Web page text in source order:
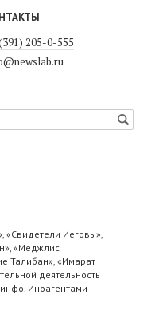
205-0-555
Иеговы»,
«Меджлис
Талибан», «Имарат
деятельность
Иноагентами